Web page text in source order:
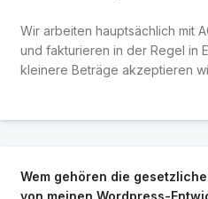
Wir arbeiten hauptsächlich mit
und fakturieren in der Regel in
kleinere Beträge akzeptieren
Wem gehören die
von meinen Wordpress-